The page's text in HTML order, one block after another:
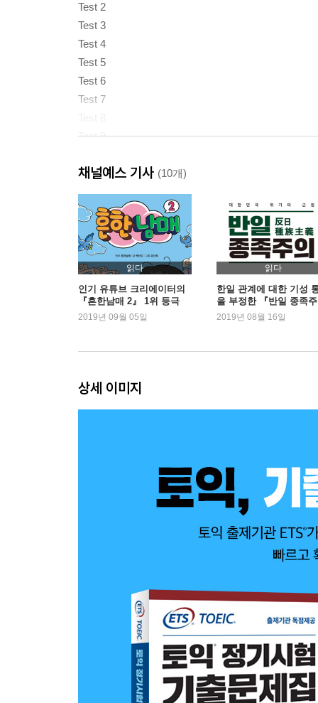
Test 2
Test 3
Test 4
Test 5
Test 6
Test 7
Test 9
Answer Sheet
2. 해설집
Test 1 정답 및 해설
Test 2 정답 및 해설
Test 3 정답 및 해설
Test 4 정답 및 해설
Test 5 정답 및 해설
Test 6 정답 및 해설
Test 10 정답 및 해설
채널예스 기사 (10개)
읽다
인기 유튜브 크리에이터의
『흔한남매 2』 1위 등극
2019년 09월 05일
읽다
한일 관계에 대한 기성
을 부정한 『반일 종족주
의』 새롭게 1위 등극
2019년 08월 16일
상세 이미지